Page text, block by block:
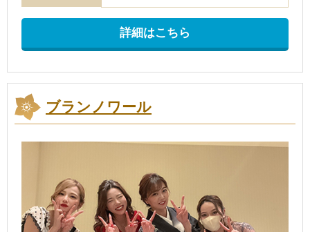
詳細はこちら
ブランノワール